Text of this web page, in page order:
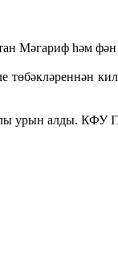
Мәгариф һәм
урын алды.